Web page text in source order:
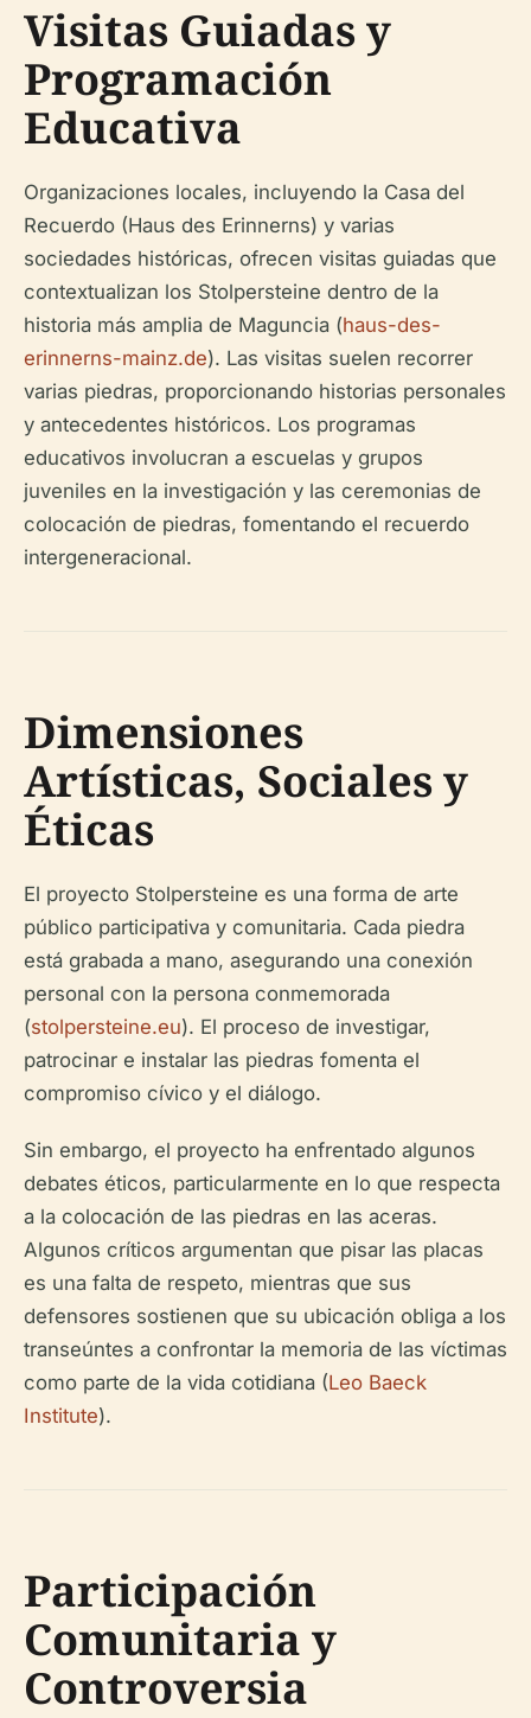
Visitas Guiadas y
Programación
Educativa
Organizaciones locales, incluyendo la Casa del
Recuerdo (Haus des Erinnerns) y varias
sociedades históricas, ofrecen visitas guiadas que
contextualizan los Stolpersteine dentro de la
historia más amplia de Maguncia (haus-des-
erinnerns-mainz.de). Las visitas suelen recorrer
varias piedras, proporcionando historias personales
y antecedentes históricos. Los programas
educativos involucran a escuelas y grupos
juveniles en la investigación y las ceremonias de
colocación de piedras, fomentando el recuerdo
intergeneracional.
Dimensiones
Artísticas, Sociales y
Éticas
El proyecto Stolpersteine es una forma de arte
público participativa y comunitaria. Cada piedra
está grabada a mano, asegurando una conexión
personal con la persona conmemorada
(stolpersteine.eu). El proceso de investigar,
patrocinar e instalar las piedras fomenta el
compromiso cívico y el diálogo.
Sin embargo, el proyecto ha enfrentado algunos
debates éticos, particularmente en lo que respecta
a la colocación de las piedras en las aceras.
Algunos críticos argumentan que pisar las placas
es una falta de respeto, mientras que sus
defensores sostienen que su ubicación obliga a los
transeúntes a confrontar la memoria de las víctimas
como parte de la vida cotidiana (Leo Baeck
Institute).
Participación
Comunitaria y
Controversia